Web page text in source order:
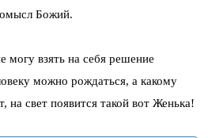
Божий.
взять на себя решение
можно рождаться, а какому
на свет появится такой вот Женька!